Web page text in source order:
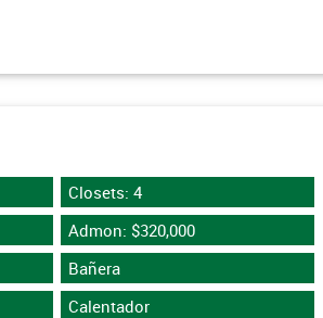
Closets: 4
Admon: $320,000
Bañera
Calentador